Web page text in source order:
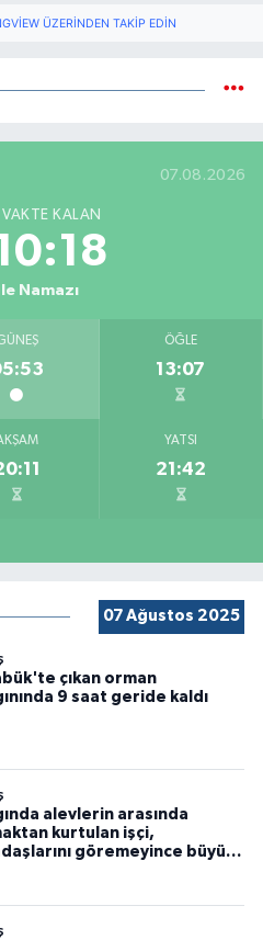
ÜZERINDEN TAKIP EDIN
07.08.2026
KALAN
Namazı
ÖĞLE
13:07
YATSI
21:42
07 Ağustos 2025
çıkan orman
9 saat geride kaldı
alevlerin arasında
kurtulan işçi,
göremeyince büyük